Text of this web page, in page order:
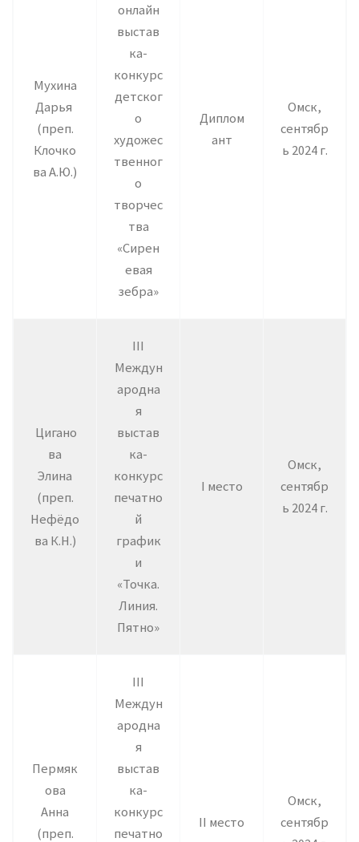
Мухина
Дарья
(преп.
Клочко
ва А.Ю.)
онлайн
выстав
ка-
конкурс
детског
о
художес
твенног
о
творчес
тва
«Сирен
евая
зебра»
Диплом
ант
Омск,
сентябр
ь 2024 г.
Цигано
ва
Элина
(преп.
Нефёдо
ва К.Н.)
III
Междун
ародна
я
выстав
ка-
конкурс
печатно
й
график
и
«Точка.
Линия.
Пятно»
I место
Омск,
сентябр
ь 2024 г.
Пермяк
ова
Анна
(преп.
III
Междун
ародна
я
выстав
ка-
конкурс
печатно
II место
Омск,
сентябр